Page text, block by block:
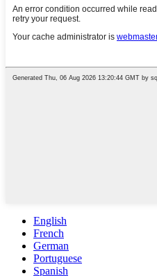
English
French
German
Portuguese
Spanish